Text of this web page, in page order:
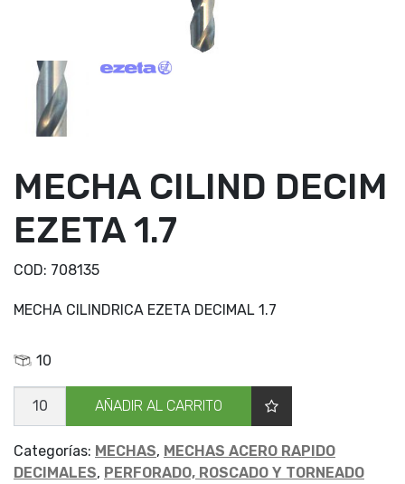
MECHA CILIND DECIM
EZETA 1.7
COD: 708135
MECHA CILINDRICA EZETA DECIMAL 1.7
10
MECHA
CILIND
1.7
cantidad
AÑADIR AL CARRITO
Categorías: MECHAS, MECHAS ACERO RAPIDO
DECIMALES, PERFORADO, ROSCADO Y TORNEADO